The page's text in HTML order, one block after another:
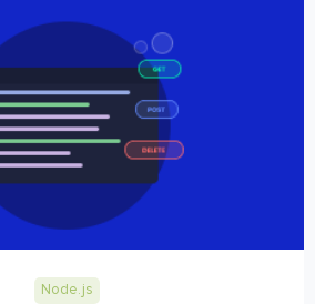
Node.js